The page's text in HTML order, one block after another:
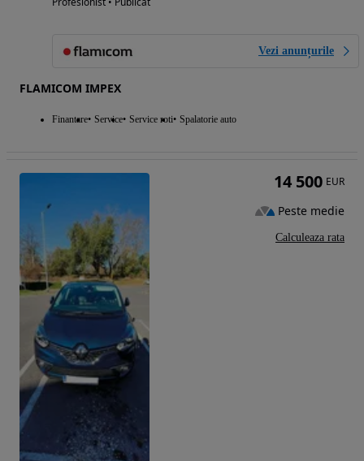
Vezi anunțurile
FLAMICOM IMPEX
Finantare Service Service roti Spalatorie auto
14 500 EUR
Peste medie
Calculeaza rata